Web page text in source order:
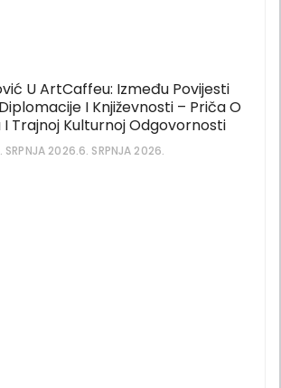
U ArtCaffeu: Između Povijesti
I Književnosti – Priča O
Trajnoj Kulturnoj Odgovornosti
SRPNJA 2026.6. SRPNJA 2026.